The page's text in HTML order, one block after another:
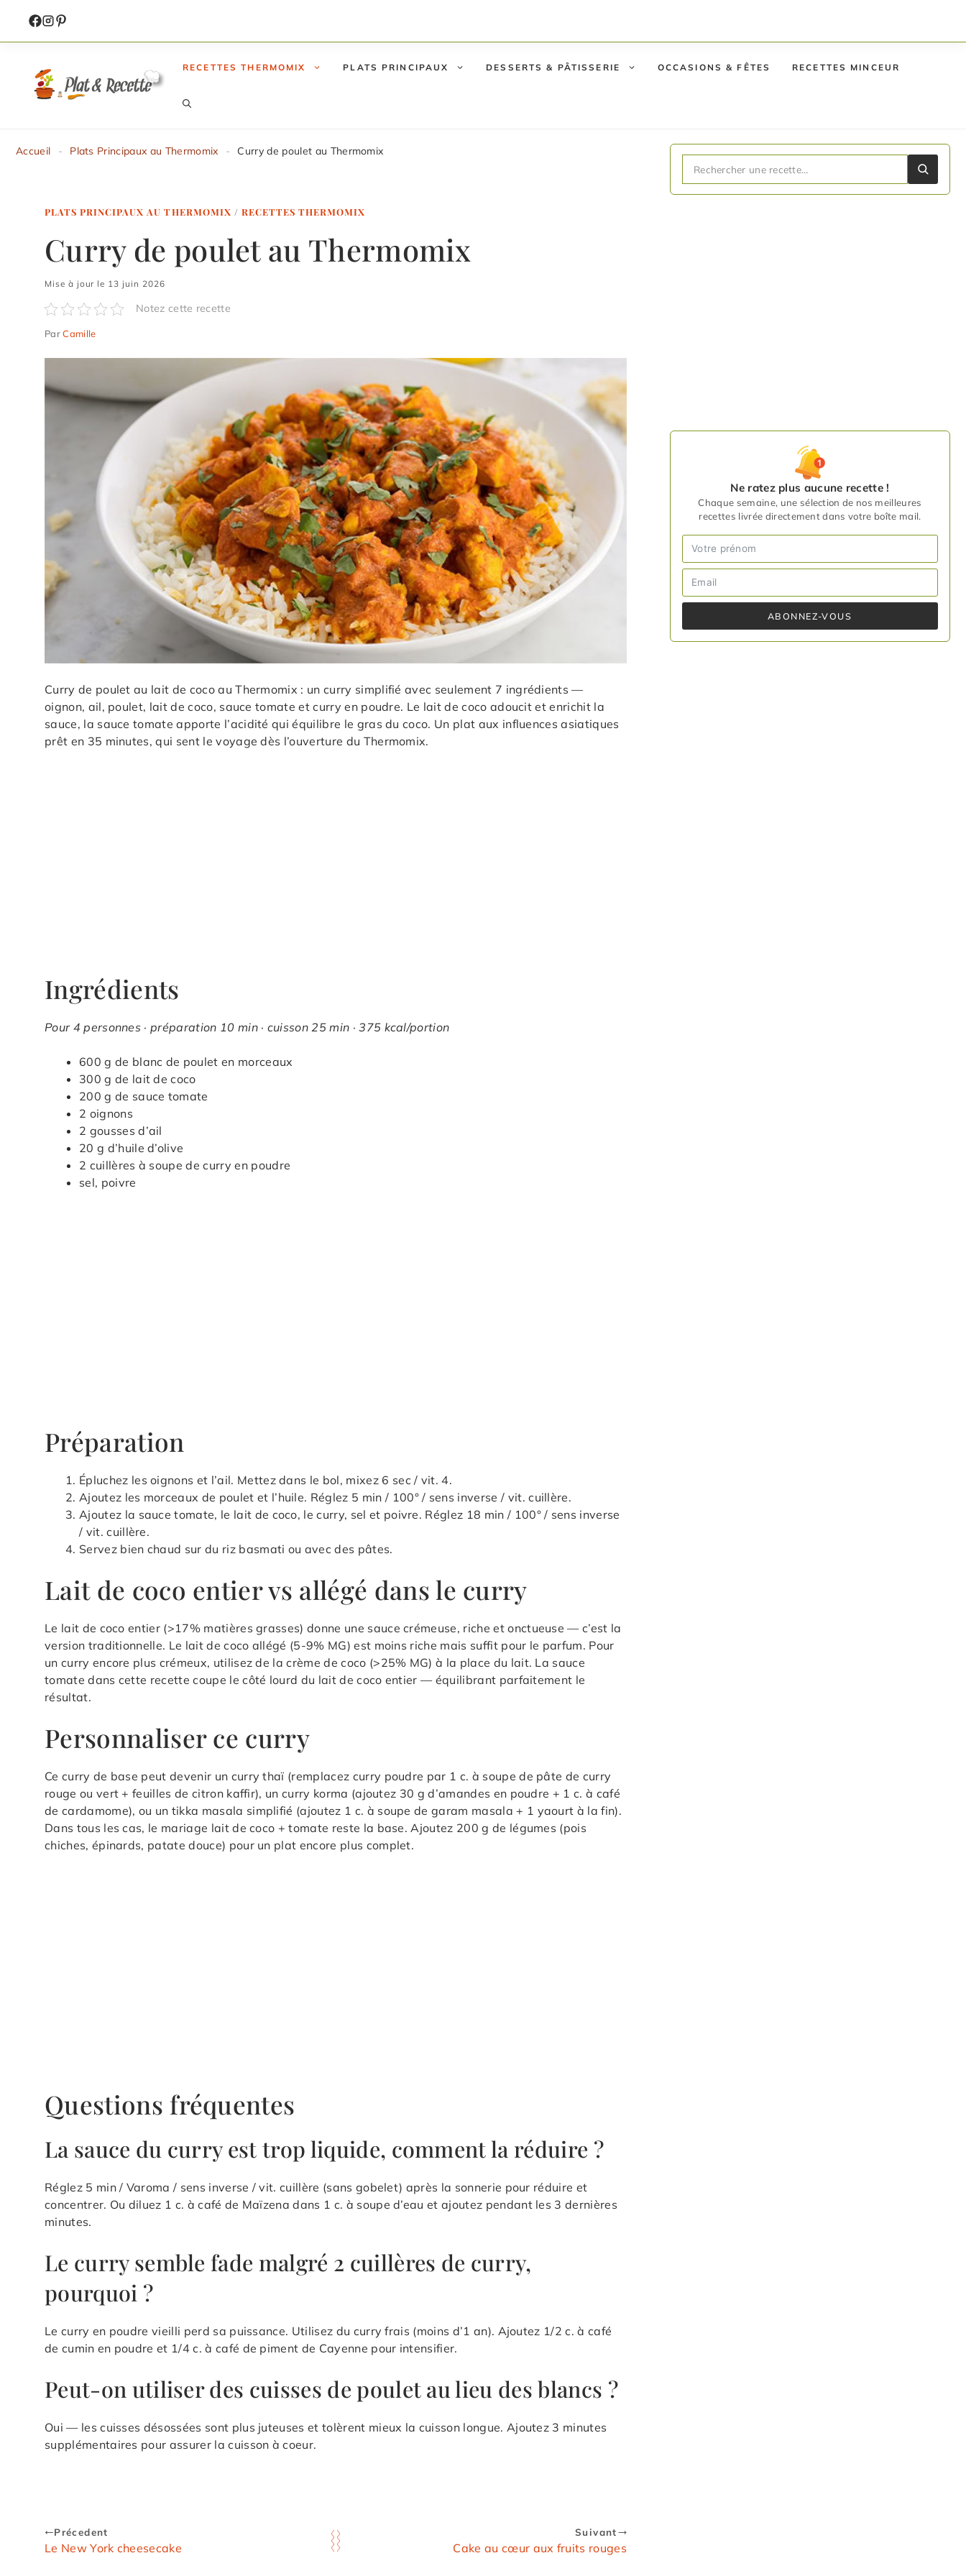
contenu
RECETTES THERMOMIX PLATS PRINCIPAUX DESSERTS & PÂTISSERIE OCCASIONS & FÊTES RECETTES MINCEUR
Accueil - Plats Principaux au Thermomix - Curry de poulet au Thermomix
PLATS PRINCIPAUX AU THERMOMIX / RECETTES THERMOMIX
Curry de poulet au Thermomix
Mise à jour le 13 juin 2026
Notez cette recette
ParCamille
Curry de poulet au lait de coco au Thermomix : un curry simplifié avec seulement 7 ingrédients —
oignon, ail, poulet, lait de coco, sauce tomate et curry en poudre. Le lait de coco adoucit et enrichit la
sauce, la sauce tomate apporte l’acidité qui équilibre le gras du coco. Un plat aux influences asiatiques
prêt en 35 minutes, qui sent le voyage dès l’ouverture du Thermomix.
Ingrédients
Pour 4 personnes · préparation 10 min · cuisson 25 min · 375 kcal/portion
600 g de blanc de poulet en morceaux
300 g de lait de coco
200 g de sauce tomate
2 oignons
2 gousses d’ail
20 g d’huile d’olive
2 cuillères à soupe de curry en poudre
sel, poivre
Préparation
Épluchez les oignons et l’ail. Mettez dans le bol, mixez 6 sec / vit. 4.
Ajoutez les morceaux de poulet et l’huile. Réglez 5 min / 100° / sens inverse / vit. cuillère.
Ajoutez la sauce tomate, le lait de coco, le curry, sel et poivre. Réglez 18 min / 100° / sens inverse
/ vit. cuillère.
Servez bien chaud sur du riz basmati ou avec des pâtes.
Lait de coco entier vs allégé dans le curry
Le lait de coco entier (>17% matières grasses) donne une sauce crémeuse, riche et onctueuse — c’est la
version traditionnelle. Le lait de coco allégé (5-9% MG) est moins riche mais suffit pour le parfum. Pour
un curry encore plus crémeux, utilisez de la crème de coco (>25% MG) à la place du lait. La sauce
tomate dans cette recette coupe le côté lourd du lait de coco entier — équilibrant parfaitement le
résultat.
Personnaliser ce curry
Ce curry de base peut devenir un curry thaï (remplacez curry poudre par 1 c. à soupe de pâte de curry
rouge ou vert + feuilles de citron kaffir), un curry korma (ajoutez 30 g d’amandes en poudre + 1 c. à café
de cardamome), ou un tikka masala simplifié (ajoutez 1 c. à soupe de garam masala + 1 yaourt à la fin).
Dans tous les cas, le mariage lait de coco + tomate reste la base. Ajoutez 200 g de légumes (pois
chiches, épinards, patate douce) pour un plat encore plus complet.
Questions fréquentes
La sauce du curry est trop liquide, comment la réduire ?
Réglez 5 min / Varoma / sens inverse / vit. cuillère (sans gobelet) après la sonnerie pour réduire et
concentrer. Ou diluez 1 c. à café de Maïzena dans 1 c. à soupe d’eau et ajoutez pendant les 3 dernières
minutes.
Le curry semble fade malgré 2 cuillères de curry,
pourquoi ?
Le curry en poudre vieilli perd sa puissance. Utilisez du curry frais (moins d’1 an). Ajoutez 1/2 c. à café
de cumin en poudre et 1/4 c. à café de piment de Cayenne pour intensifier.
Peut-on utiliser des cuisses de poulet au lieu des blancs ?
Oui — les cuisses désossées sont plus juteuses et tolèrent mieux la cuisson longue. Ajoutez 3 minutes
supplémentaires pour assurer la cuisson à coeur.
Précedent
Le New York cheesecake
Suivant
Cake au cœur aux fruits rouges
Ne ratez plus aucune recette !
Chaque semaine, une sélection de nos meilleures
recettes livrée directement dans votre boîte mail.
ABONNEZ-VOUS